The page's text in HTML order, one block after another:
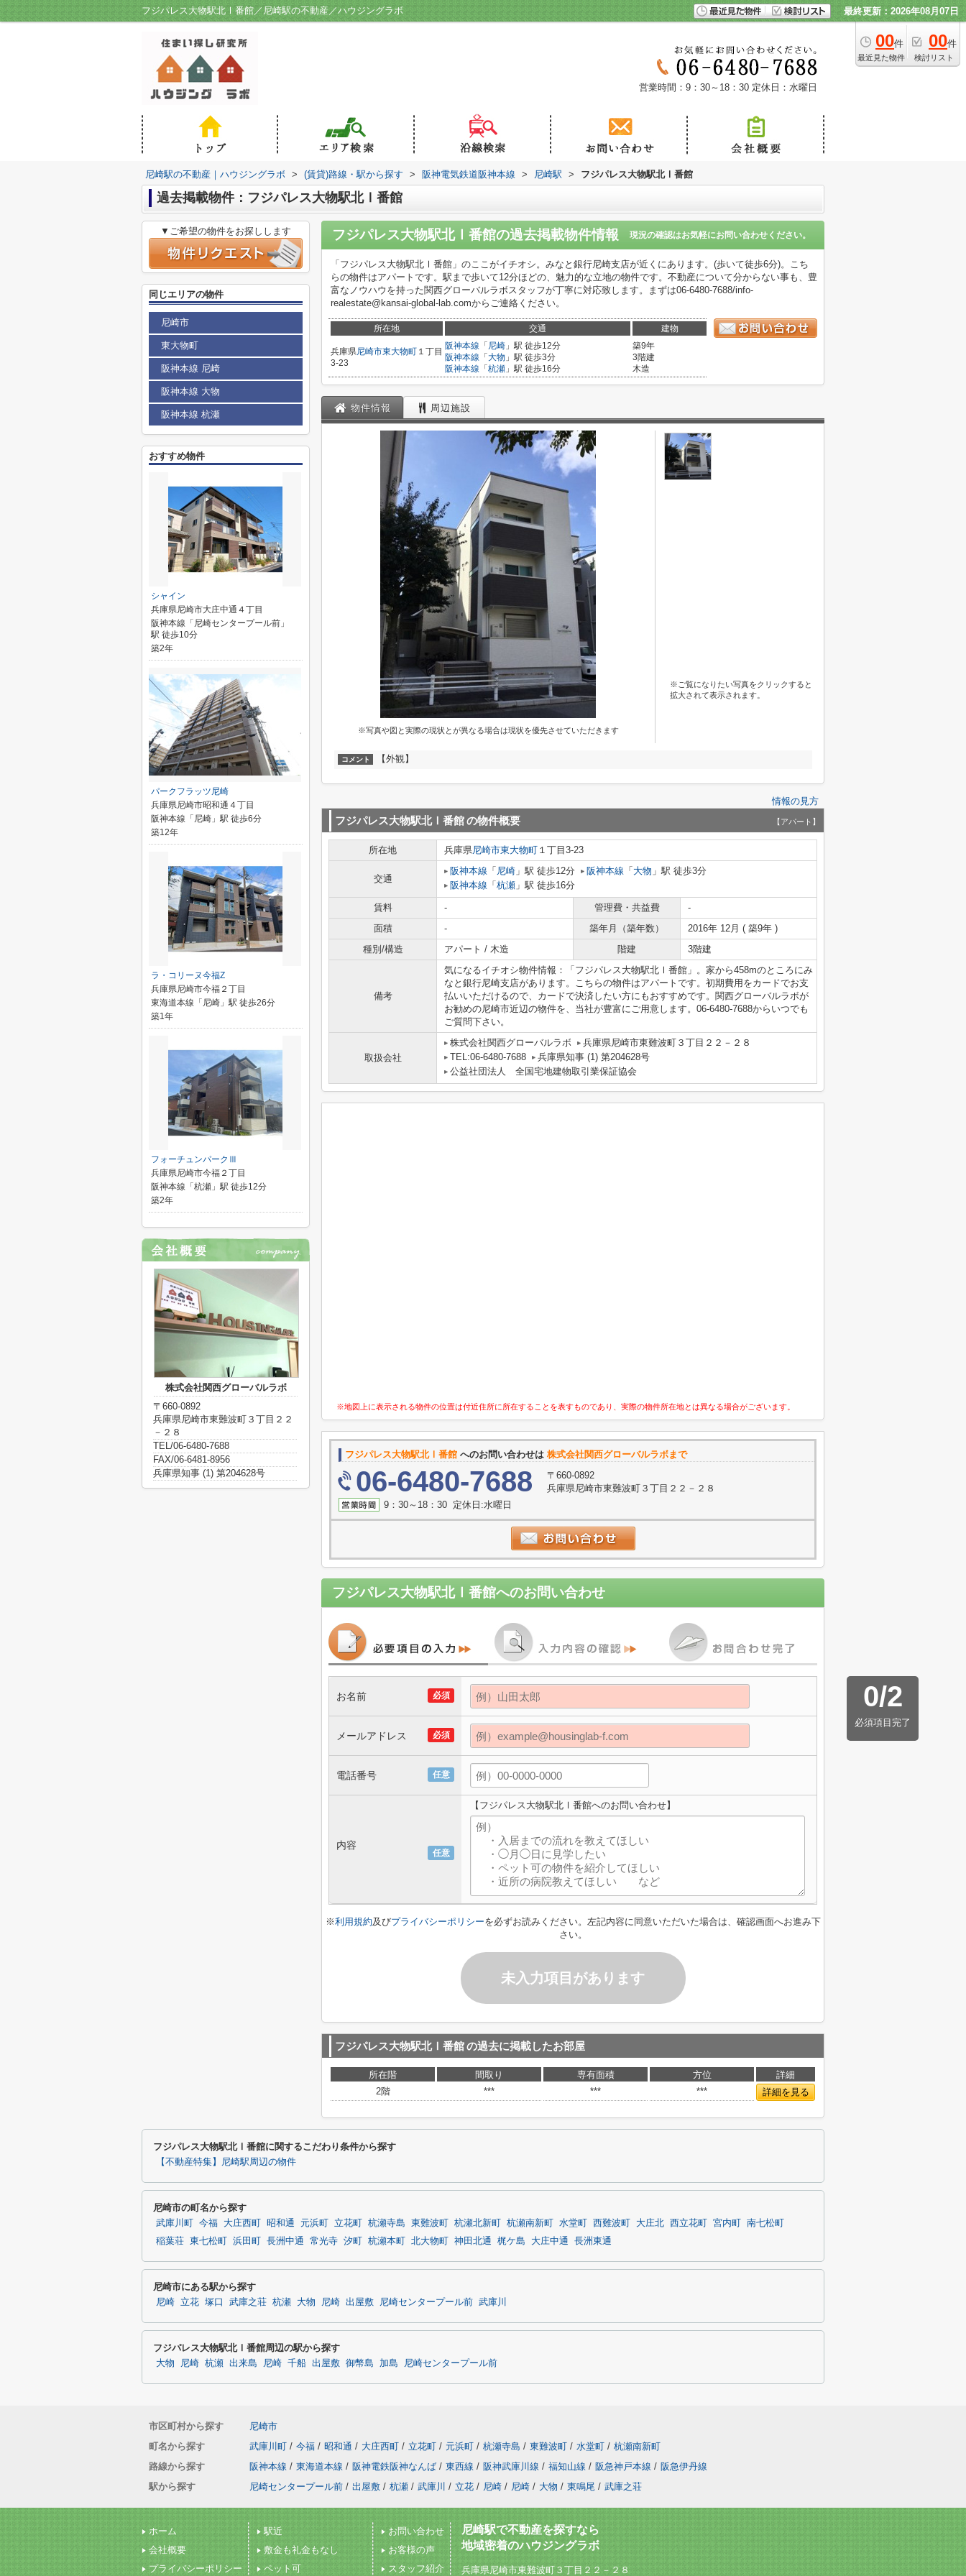
フジパレス大物駅北Ⅰ番館／尼崎駅の不動産／ハウジングラボ 最終更新：2026年08月07日
00件
最近見た物件
00件
検討リスト
営業時間：9：30～18：30 定休日：水曜日
尼崎駅の不動産｜ハウジングラボ > (賃貸)路線・駅から探す > 阪神電気鉄道阪神本線 > 尼崎駅 > フジパレス大物駅北Ⅰ番館
過去掲載物件：フジパレス大物駅北Ⅰ番館
フジパレス大物駅北Ⅰ番館の過去掲載物件情報 現況の確認はお気軽にお問い合わせください。
「フジパレス大物駅北Ⅰ番館」のここがイチオシ。みなと銀行尼崎支店が近くにあります。(歩いて徒歩6分)。こち
らの物件はアパートです。駅まで歩いて12分ほどの、魅力的な立地の物件です。不動産について分からない事も、豊
富なノウハウを持った関西グローバルラボスタッフが丁寧に対応致します。まずは06-6480-7688/info-
realestate@kansai-global-lab.comからご連絡ください。
所在地 交通 建物
兵庫県尼崎市東大物町 １丁目
3-23
阪神本線 「 尼崎 」駅 徒歩12分
阪神本線 「 大物 」駅 徒歩3分
阪神本線 「 杭瀬 」駅 徒歩16分
築9年
3階建
木造
物件情報 周辺施設
※写真や図と実際の現状とが異なる場合は現状を優先させていただきます
※ご覧になりたい写真をクリックすると
拡大されて表示されます。
コメント 【外観】
情報の見方
フジパレス大物駅北Ⅰ番館の物件概要 【アパート】
所在地 兵庫県尼崎市東大物町 １丁目3-23
交通
阪神本線 「 尼崎 」駅 徒歩12分 阪神本線 「 大物 」駅 徒歩3分
阪神本線 「 杭瀬 」駅 徒歩16分
賃料 - 管理費・共益費
-
面積
- 築年月（築年数）
2016年 12月 ( 築9年 )
種別/構造
アパート / 木造 階建 3階建
備考
気になるイチオシ物件情報：「フジパレス大物駅北Ⅰ番館」。家から458mのところにみ
なと銀行尼崎支店があります。こちらの物件はアパートです。初期費用をカードでお支
払いいただけるので、カードで決済したい方にもおすすめです。関西グローバルラボが
お勧めの尼崎市近辺の物件を、当社が豊富にご用意します。06-6480-7688からいつでも
ご質問下さい。
取扱会社
株式会社関西グローバルラボ
兵庫県尼崎市東難波町３丁目２２－２８
TEL:06-6480-7688
兵庫県知事 (1) 第204628号
公益社団法人 全国宅地建物取引業保証協会
※地図上に表示される物件の位置は付近住所に所在することを表すものであり、実際の物件所在地とは異なる場合がございます。
フジパレス大物駅北Ⅰ番館 へのお問い合わせは 株式会社関西グローバルラボまで
06-6480-7688
〒660-0892
兵庫県尼崎市東難波町３丁目２２－２８
9：30～18：30 定休日:水曜日
フジパレス大物駅北Ⅰ番館へのお問い合わせ
0/2
必須項目完了
必須
お名前
必須
メールアドレス
任意
電話番号
任意
内容
【フジパレス大物駅北Ⅰ番館へのお問い合わせ】
※利用規約及びプライバシーポリシーを必ずお読みください。左記内容に同意いただいた場合は、確認画面へお進み下
さい。
未入力項目があります
フジパレス大物駅北Ⅰ番館の過去に掲載したお部屋
所在階 間取り 専有面積 方位
詳細
2階
*** *** *** 詳細を見る
▼ご希望の物件をお探しします
同じエリアの物件
尼崎市
東大物町
阪神本線 尼崎
阪神本線 大物
阪神本線 杭瀬
おすすめ物件
シャイン
兵庫県尼崎市大庄中通４丁目
阪神本線「尼崎センタープール前」
駅 徒歩10分
築2年
パークフラッツ尼崎
兵庫県尼崎市昭和通４丁目
阪神本線「尼崎」駅 徒歩6分
築12年
ラ・コリーヌ今福Z
兵庫県尼崎市今福２丁目
東海道本線「尼崎」駅 徒歩26分
築1年
フォーチュンパークⅢ
兵庫県尼崎市今福２丁目
阪神本線「杭瀬」駅 徒歩12分
築2年
株式会社関西グローバルラボ
〒660-0892
兵庫県尼崎市東難波町３丁目２２
－２８
TEL/06-6480-7688
FAX/06-6481-8956
兵庫県知事 (1) 第204628号
フジパレス大物駅北Ⅰ番館に関するこだわり条件から探す
【不動産特集】尼崎駅周辺の物件
尼崎市の町名から探す
武庫川町 今福 大庄西町 昭和通 元浜町 立花町 杭瀬寺島 東難波町 杭瀬北新町 杭瀬南新町 水堂町 西難波町 大庄北 西立花町 宮内町
南七松町
稲葉荘 東七松町 浜田町 長洲中通 常光寺 汐町 杭瀬本町 北大物町 神田北通 梶ケ島 大庄中通 長洲東通
尼崎市にある駅から探す
尼崎 立花 塚口 武庫之荘 杭瀬 大物 尼崎 出屋敷 尼崎センタープール前 武庫川
フジパレス大物駅北Ⅰ番館周辺の駅から探す
大物 尼崎 杭瀬 出来島 尼崎 千船 出屋敷 御幣島 加島 尼崎センタープール前
市区町村から探す
尼崎市
町名から探す
武庫川町 / 今福 / 昭和通 / 大庄西町 / 立花町 / 元浜町 / 杭瀬寺島 / 東難波町 / 水堂町 / 杭瀬南新町
路線から探す
阪神本線 / 東海道本線 / 阪神電鉄阪神なんば / 東西線 / 阪神武庫川線 / 福知山線 / 阪急神戸本線 / 阪急伊丹線
駅から探す
尼崎センタープール前 / 出屋敷 / 杭瀬 / 武庫川 / 立花 / 尼崎 / 尼崎 / 大物 / 東鳴尾 / 武庫之荘
ホーム
会社概要
プライバシーポリシー
駅近
敷金も礼金もなし
ペット可
お問い合わせ
お客様の声
スタッフ紹介
尼崎駅で不動産を探すなら
地域密着のハウジングラボ
兵庫県尼崎市東難波町３丁目２２－２８